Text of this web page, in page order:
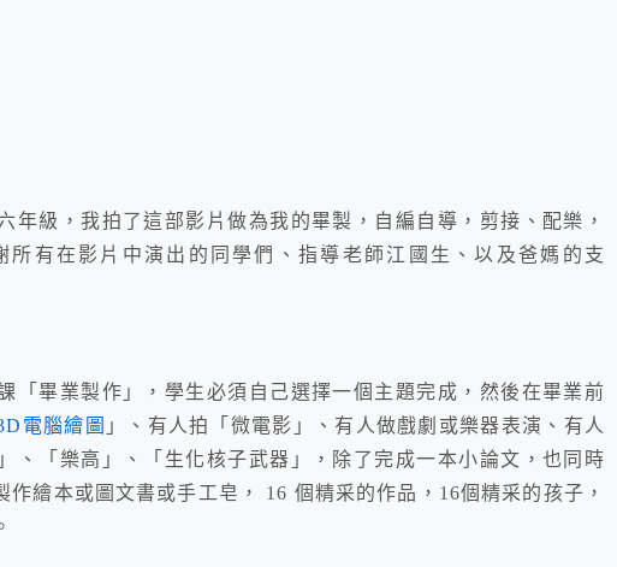
年級，我拍了這部影片做為我的畢製，自編自導，剪接、配樂，
有在影片中演出的同學們、指導老師江國生、以及爸媽的支
「畢業製作」，學生必須自己選擇一個主題完成，然後在畢業前
電腦繪圖 」、有人拍「微電影」、有人做戲劇或樂器表演、有人
、「樂高」、「生化核子武器」，除了完成一本小論文，也同時
繪本或圖文書或手工皂， 16 個精采的作品，16個精采的孩子，